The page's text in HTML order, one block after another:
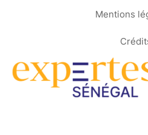
Mentions